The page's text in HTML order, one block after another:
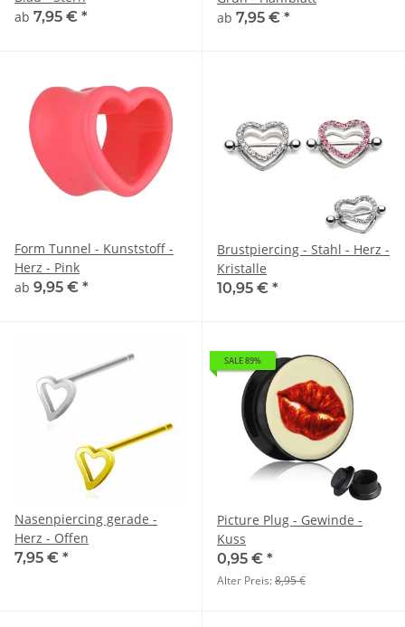
ab 7,95 € *
ab 7,95 € *
Form Tunnel - Kunststoff -
Herz - Pink
ab 9,95 € *
Brustpiercing - Stahl - Herz -
Kristalle
10,95 € *
Nasenpiercing gerade -
Herz - Offen
7,95 € *
SALE 89%
Picture Plug - Gewinde -
Kuss
0,95 € *
Alter Preis:8,95 €